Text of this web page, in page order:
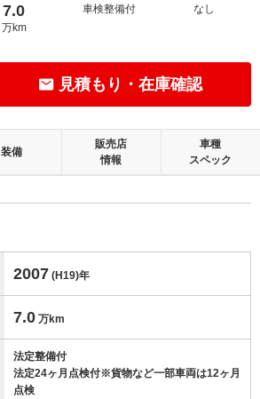
7.0
万km
車検整備付
なし
見積もり・在庫確認
装備
販売店
情報
車種
スペック
2007 (H19)年
7.0 万km
法定整備付
法定24ヶ月点検付※貨物など一部車両は12ヶ月
点検